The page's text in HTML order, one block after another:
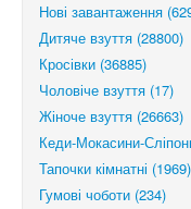
Нові завантаження
Дитяче взуття (28800)
Кросівки (36885)
Чоловіче взуття (17)
Жіноче взуття (26663)
Кеди-Мокасини-
Тапочки кімнатні (1969)
Гумові чоботи (234)